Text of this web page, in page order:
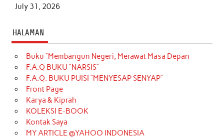
July 31, 2026
HALAMAN
Buku “Membangun Negeri, Merawat Masa Depan
F.A.Q BUKU “NARSIS”
F.A.Q. BUKU PUISI “MENYESAP SENYAP”
Front Page
Karya & Kiprah
KOLEKSI E-BOOK
Kontak Saya
MY ARTICLE @YAHOO INDONESIA